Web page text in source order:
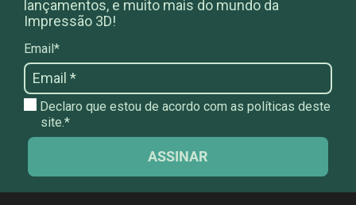
lançamentos, e muito mais do mundo da
Impressão 3D!
Email*
Declaro que estou de acordo com as políticas deste
site.*
ASSINAR